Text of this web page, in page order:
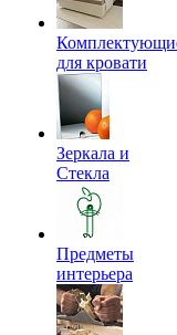
для кровати
Зеркала и
Стекла
Предметы
интерьера